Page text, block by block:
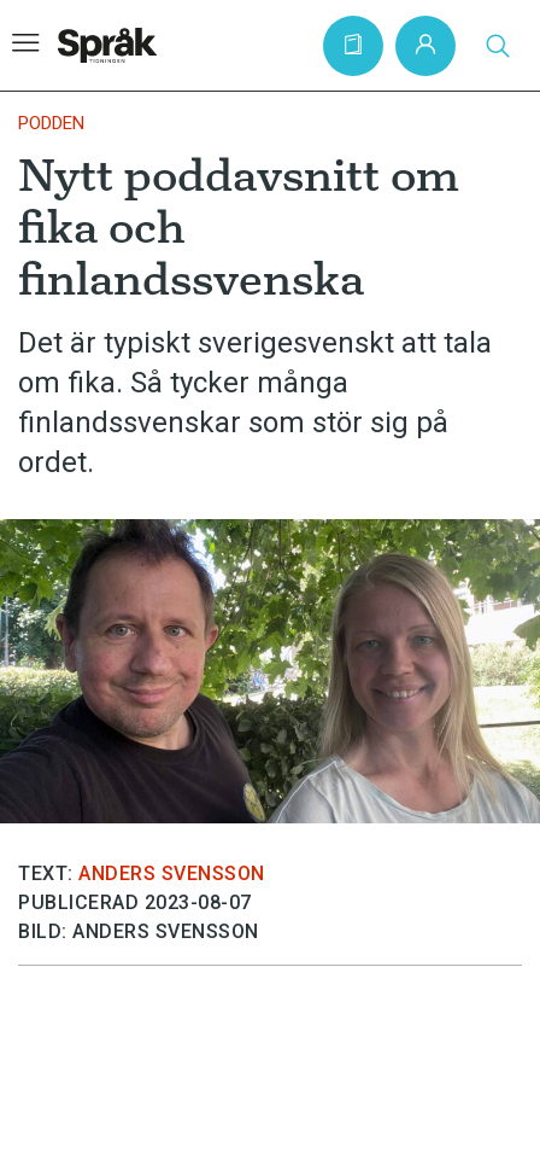
Hem
Artiklar
Krönikor
Språkfrågor
Skrivtips
Bokrecensioner
Kviss
Anmäl till språkpolisen
Föreslå nyord
Annonsera
Prenumerera
Läs Språktidningen digitalt
Press
PODDEN
Nytt poddavsnitt om
fika och
finlandssvenska
Det är typiskt sverigesvenskt att tala
om fika. Så tycker många
finlandssvenskar som stör sig på
ordet.
TEXT: ANDERS SVENSSON
PUBLICERAD 2023-08-07
BILD: ANDERS SVENSSON